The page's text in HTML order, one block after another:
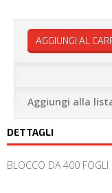
AGGIUNGI AL
Aggiungi alla
DETTAGLI
BLOCCO DA 400 FOGLI